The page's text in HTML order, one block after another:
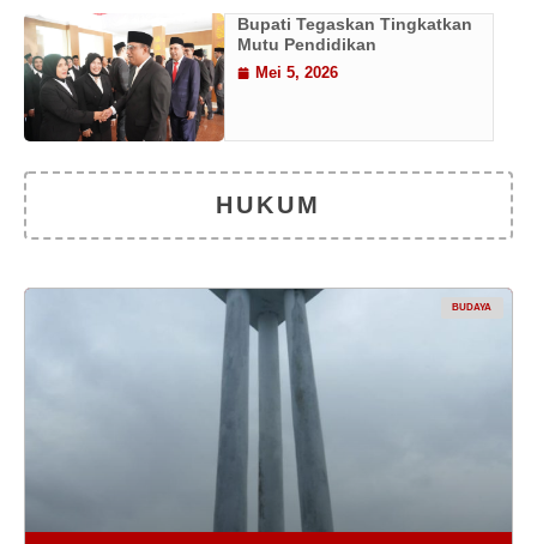
Bupati Tegaskan Tingkatkan
Mutu Pendidikan
Mei 5, 2026
HUKUM
BUDAYA